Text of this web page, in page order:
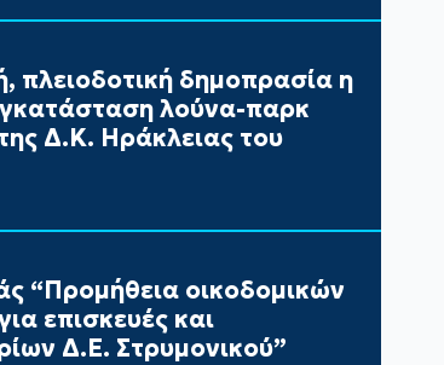
πλειοδοτική δημοπρασία η
λούνα-παρκ
Δ.Κ. Ηράκλειας του
“Προμήθεια οικοδομικών
επισκευές και
Δ.Ε. Στρυμονικού”